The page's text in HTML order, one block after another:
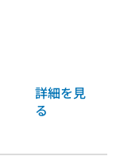
詳細を見
る